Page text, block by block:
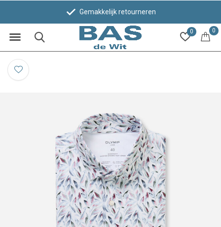
0 0
Gemakkelijk retourneren